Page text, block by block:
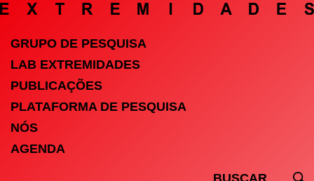
GRUPO DE PESQUISA
LAB EXTREMIDADES
PUBLICAÇÕES
PLATAFORMA DE PESQUISA
NÓS
AGENDA